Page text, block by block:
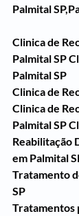
Palmital
Clinica de
Palmital SP
Palmital SP
Clinica de
Clinica de
Palmital SP
Reabilitação
em Palmital
Tratamento
SP
Tratamentos